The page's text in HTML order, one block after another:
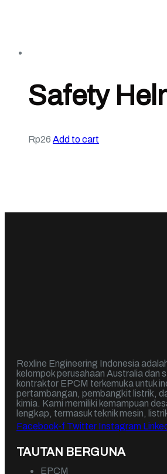
Safety
Rp26 Add to cart
Rexline Engineering Indonesia
kelompok perusahaan Australia dan
kontraktor EPCM terkemuka untuk
pertambangan, pembangkit listrik,
kimia. Kami memiliki kemampuan
lengkap, termasuk teknik mesin,
Facebook-f Twitter Instagram
TAUTAN BERGUNA
EPCM